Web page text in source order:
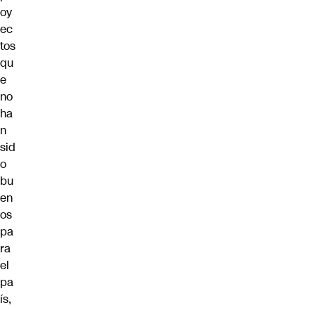
oy
ec
tos
qu
e
no
ha
n
sid
o
bu
en
os
pa
ra
el
pa
ís,